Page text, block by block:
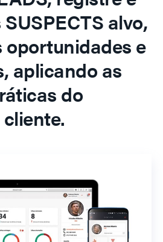
alvo,
oportunidades e
aplicando as
do